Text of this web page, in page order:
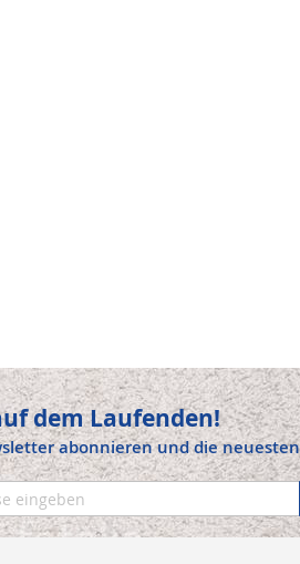
dem Laufenden!
abonnieren und die